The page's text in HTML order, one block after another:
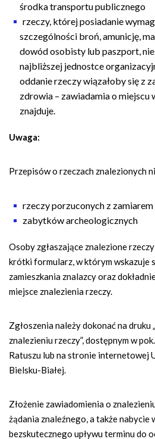
środka transportu publicznego
rzeczy, której posiadanie
szczególności broń, amunicję,
dowód osobisty lub paszport,
najbliższej jednostce
oddanie rzeczy wiązałoby się z
zdrowia – zawiadamia o
znajduje.
Uwaga:
Przepisów o rzeczach znalezionych
rzeczy porzuconych z
zabytków archeologicznych
Osoby zgłaszające znalezione
krótki formularz, w którym wskazuje
zamieszkania znalazcy oraz
miejsce znalezienia rzeczy.
Zgłoszenia należy dokonać na druku
znalezieniu rzeczy”, dostępnym w
Ratuszu lub na stronie internetowej
Bielsku-Białej.
Złożenie zawiadomienia o
żądania znaleźnego, a także nabycie
bezskutecznego upływu terminu do